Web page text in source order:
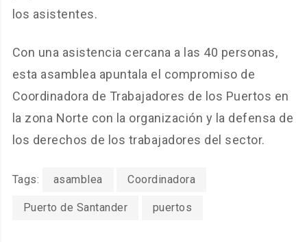
los asistentes.
Con una asistencia cercana a las 40 personas,
esta asamblea apuntala el compromiso de
Coordinadora de Trabajadores de los Puertos en
la zona Norte con la organización y la defensa de
los derechos de los trabajadores del sector.
Tags: asamblea Coordinadora
Puerto de Santander puertos